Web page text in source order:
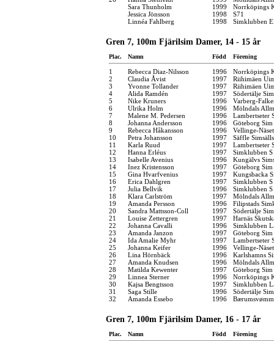
Sara Thunholm
1999
Norrköpings
Jessica Jönsson
1998
S71
Linnéa Fahlberg
1998 Simklubben
Gren 7, 100m Fjärilsim Damer, 14 - 15 år
Plac. Namn Född Förening
1 Rebecca Diaz-Nilsson 1996
Norrköpings
2
Claudia Åvist 1997
Riihimäen
3
Yvonne Tollander 1997
Riihimäen
4
Alida Ramdén 1997
Södertälje
5
Nike Kruners 1996
Varberg-
6
Ulrika Holm 1996
Mölndals
7
Malene M. Pedersen 1996
Lambertseter
8
Johanna Andersson 1996
Göteborg Sim
9
Rebecca Håkansson 1996
Vellinge-
10
Petra Johansson 1997
Säffle
11
Karla Ruud 1997
Lambertseter
12
Hanna Erléus 1997
Simklubben
13
Isabelle Avenius 1996
Kungälvs
14
Inez Kristensson 1997
Göteborg Sim
15
Gina Hvarfvenius 1997
Kungsbacka
16
Erica Dahlgren 1997
Simklubben
17
Julia Bellvik 1996
Simklubben
18
Klara Carlström 1997
Mölndals
19
Amanda Persson 1996
Filipstads
20
Sandra Mattsson-Coll 1997
Södertälje
21
Louise Zettergren 1997
Harnäs
22
Johanna Cavalli 1996
Simklubben
23
Amanda Janzon 1997
Göteborg Sim
24
Ida Amalie Myhr 1997
Lambertseter
25
Johanna Keifer 1996
Vellinge-
26
Lina Hörnbäck 1996
Karlshamns
27
Amanda Knudsen 1996
Mölndals
28
Matilda Kewenter 1997
Göteborg Sim
29
Linnea Sterner 1996
Norrköpings
30
Kajsa Bengtsson 1997
Simklubben
31
Saga Stille 1996
Södertälje
32
Amanda Essebo 1996
Gren 7, 100m Fjärilsim Damer, 16 - 17 år
Plac. Namn Född Förening